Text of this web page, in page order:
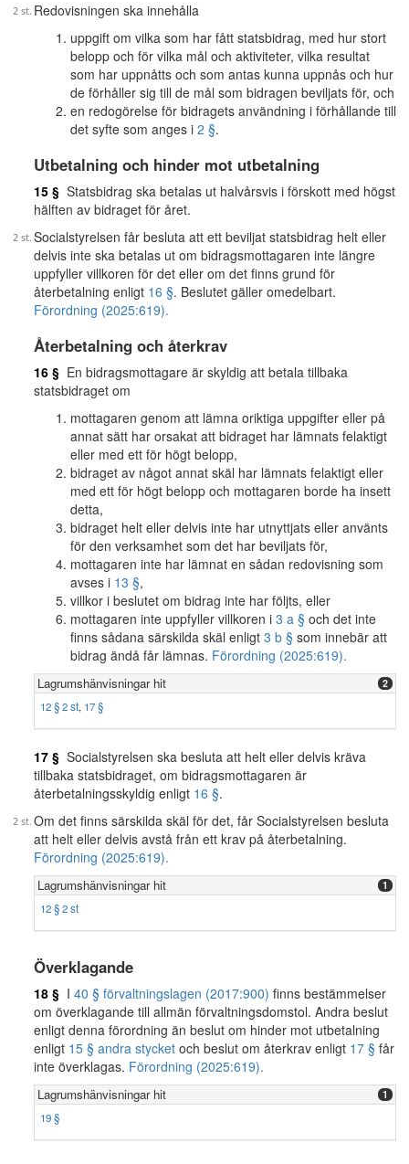
Redovisningen ska innehålla
uppgift om vilka som har fått statsbidrag, med hur stort
belopp och för vilka mål och aktiviteter, vilka resultat
som har uppnåtts och som antas kunna uppnås och hur
de förhåller sig till de mål som bidragen beviljats för, och
en redogörelse för bidragets användning i förhållande till
det syfte som anges i 2 §.
Utbetalning och hinder mot utbetalning
15 § Statsbidrag ska betalas ut halvårsvis i förskott med högst
hälften av bidraget för året.
Socialstyrelsen får besluta att ett beviljat statsbidrag helt eller
delvis inte ska betalas ut om bidragsmottagaren inte längre
uppfyller villkoren för det eller om det finns grund för
återbetalning enligt 16 §. Beslutet gäller omedelbart.
Förordning (2025:619).
Återbetalning och återkrav
16 § En bidragsmottagare är skyldig att betala tillbaka
statsbidraget om
mottagaren genom att lämna oriktiga uppgifter eller på
annat sätt har orsakat att bidraget har lämnats felaktigt
eller med ett för högt belopp,
bidraget av något annat skäl har lämnats felaktigt eller
med ett för högt belopp och mottagaren borde ha insett
detta,
bidraget helt eller delvis inte har utnyttjats eller använts
för den verksamhet som det har beviljats för,
mottagaren inte har lämnat en sådan redovisning som
avses i 13 §,
villkor i beslutet om bidrag inte har följts, eller
mottagaren inte uppfyller villkoren i 3 a § och det inte
finns sådana särskilda skäl enligt 3 b § som innebär att
bidrag ändå får lämnas. Förordning (2025:619).
Lagrumshänvisningar hit 2
12 § 2 st, 17 §
17 § Socialstyrelsen ska besluta att helt eller delvis kräva
tillbaka statsbidraget, om bidragsmottagaren är
återbetalningsskyldig enligt 16 §.
Om det finns särskilda skäl för det, får Socialstyrelsen besluta
att helt eller delvis avstå från ett krav på återbetalning.
Förordning (2025:619).
Lagrumshänvisningar hit 1
12 § 2 st
Överklagande
18 § I 40 § förvaltningslagen (2017:900) finns bestämmelser
om överklagande till allmän förvaltningsdomstol. Andra beslut
enligt denna förordning än beslut om hinder mot utbetalning
enligt 15 § andra stycket och beslut om återkrav enligt 17 § får
inte överklagas. Förordning (2025:619).
Lagrumshänvisningar hit 1
19 §